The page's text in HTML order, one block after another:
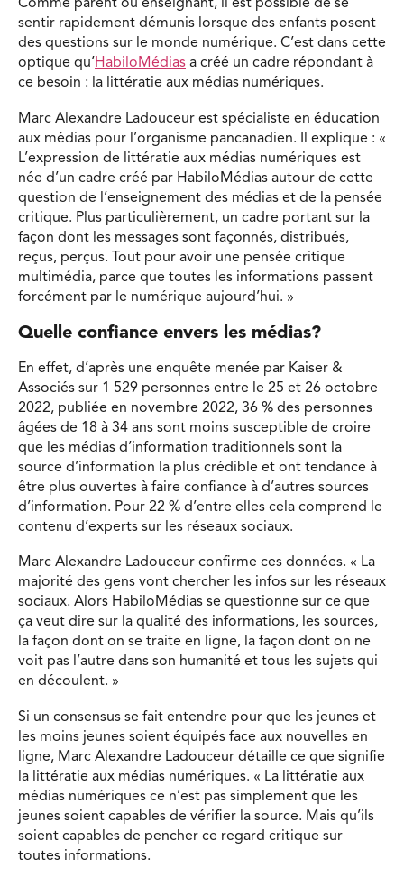
Comme parent ou enseignant, il est possible de se
sentir rapidement démunis lorsque des enfants posent
des questions sur le monde numérique. C’est dans cette
optique qu’HabiloMédias a créé un cadre répondant à
ce besoin : la littératie aux médias numériques.
Marc Alexandre Ladouceur est spécialiste en éducation
aux médias pour l’organisme pancanadien. Il explique : «
L’expression de littératie aux médias numériques est
née d’un cadre créé par HabiloMédias autour de cette
question de l’enseignement des médias et de la pensée
critique. Plus particulièrement, un cadre portant sur la
façon dont les messages sont façonnés, distribués,
reçus, perçus. Tout pour avoir une pensée critique
multimédia, parce que toutes les informations passent
forcément par le numérique aujourd’hui. »
Quelle confiance envers les médias?
En effet, d’après une enquête menée par Kaiser &
Associés sur 1 529 personnes entre le 25 et 26 octobre
2022, publiée en novembre 2022, 36 % des personnes
âgées de 18 à 34 ans sont moins susceptible de croire
que les médias d’information traditionnels sont la
source d’information la plus crédible et ont tendance à
être plus ouvertes à faire confiance à d’autres sources
d’information. Pour 22 % d’entre elles cela comprend le
contenu d’experts sur les réseaux sociaux.
Marc Alexandre Ladouceur confirme ces données. « La
majorité des gens vont chercher les infos sur les réseaux
sociaux. Alors HabiloMédias se questionne sur ce que
ça veut dire sur la qualité des informations, les sources,
la façon dont on se traite en ligne, la façon dont on ne
voit pas l’autre dans son humanité et tous les sujets qui
en découlent. »
Si un consensus se fait entendre pour que les jeunes et
les moins jeunes soient équipés face aux nouvelles en
ligne, Marc Alexandre Ladouceur détaille ce que signifie
la littératie aux médias numériques. « La littératie aux
médias numériques ce n’est pas simplement que les
jeunes soient capables de vérifier la source. Mais qu’ils
soient capables de pencher ce regard critique sur
toutes informations.